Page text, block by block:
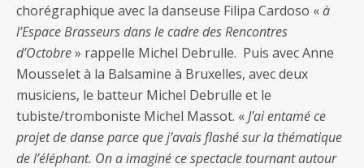
chorégraphique avec la danseuse Filipa Cardoso «à
l’Espace Brasseurs dans le cadre des Rencontres
d’Octobre» rappelle Michel Debrulle. Puis avec Anne
Mousselet à la Balsamine à Bruxelles, avec deux
musiciens, le batteur Michel Debrulle et le
tubiste/tromboniste Michel Massot. «J’ai entamé ce
projet de danse parce que j’avais flashé sur la thématique
de l’éléphant. On a imaginé ce spectacle tournant autour